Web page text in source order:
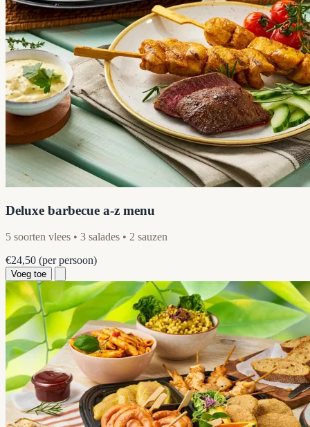
Deluxe barbecue a-z menu
5 soorten vlees • 3 salades • 2 sauzen
€24,50 (per persoon)
Voeg toe